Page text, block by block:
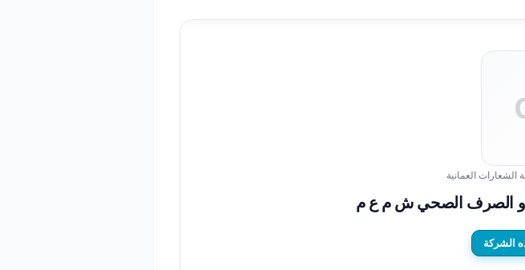
الشعارات العمانية
و الصرف الصحي ش م ع م
الشركة